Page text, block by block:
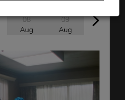
08
Aug
09
Aug
10